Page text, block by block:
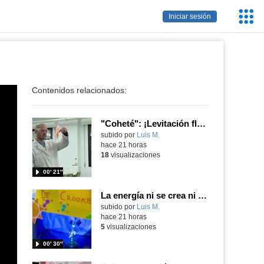
Iniciar sesión
Contenidos relacionados:
"Coheté": ¡Levitación flamígera!
Contenido educativo.
subido por Luis M.
00′ 21″
hace 21 horas
18visualizaciones
La energía ni se crea ni se destruye... ¡se experimenta! El Tierno en la Feria Madrid es Ciencia 2026
Contenido educativo.
subido por Luis M.
00′ 30″
hace 21 horas
5visualizaciones